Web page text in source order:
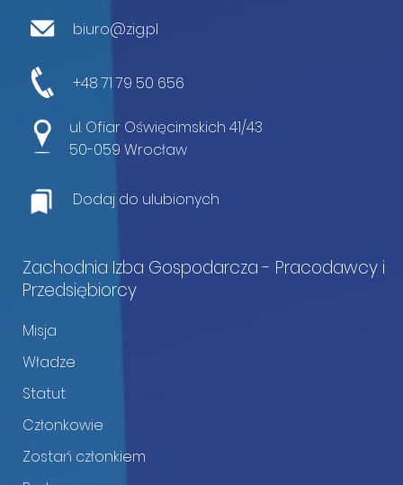
biuro@zig.pl
+48 71 79 50 656
ul. Ofiar Oświęcimskich 41/43
50-059 Wrocław
Dodaj do ulubionych
Zachodnia Izba Gospodarcza - Pracodawcy i
Przedsiębiorcy
Misja
Władze
Statut
Członkowie
Zostań członkiem